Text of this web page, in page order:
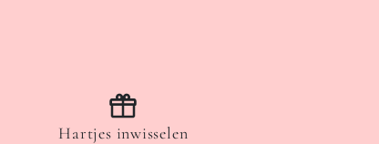
Hartjes inwisselen